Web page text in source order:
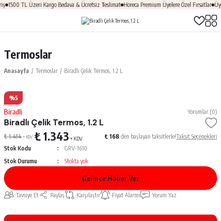
1500 TL Üzeri Kargo Bedava & Ücretsiz Teslimat Horeca Premium Üyelere Özel Fırsatlar
Termoslar
Anasayfa Termoslar Biradlı Çelik Termos, 1.2 L
%5
Biradli Yorumlar (0)
Biradlı Çelik Termos, 1.2 L
₺ 1.414 + KDV ₺ 1.343 + KDV ₺ 168 den başlayan taksitlerle!Taksit Seçenekleri
Stok Kodu
GRV-1610
Stok Durumu
Stokta yok
Gelince Haber Ver
Tavsiye Et Paylaş Karşılaştır Fiyat Alarmı Yorum Yaz